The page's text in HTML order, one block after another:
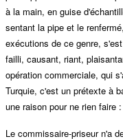
à la main, en guise
sentant la pipe et le
exécutions de ce genre,
failli, causant, riant,
opération commerciale, qui
Turquie, c'est un prétexte à
une raison pour ne rien faire
Le commissaire-priseur n'a